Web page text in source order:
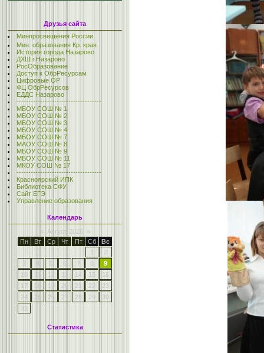
Друзья сайта
Минпросвещения России
Мин. образования Кр. края
История города Назарово
ДХШ г.Назарово
РосОбразование
Доступ к ОбрРесурсам
Цифровые ОР
ФЦ ОбрРесурсов
ЕДДС Назарово
------------------------------------
МБОУ СОШ № 1
МБОУ СОШ № 2
МБОУ СОШ № 3
МБОУ СОШ № 4
МБОУ СОШ № 7
МАОУ СОШ № 8
МБОУ СОШ № 9
МБОУ СОШ № 11
МКОУ СОШ № 17
------------------------------------
Красноярский ИПК
Библиотека СФУ
Сайт ЕГЭ
Управление образования
Календарь
«
Август 2026
»
Пн
Вт Ср Чт Пт Сб
Вс
1
2
3
4 5 6 7 8
9
10
11 12 13 14 15
16
17
18 19 20 21 22
23
24
25 26 27 28 29
30
31
Статистика